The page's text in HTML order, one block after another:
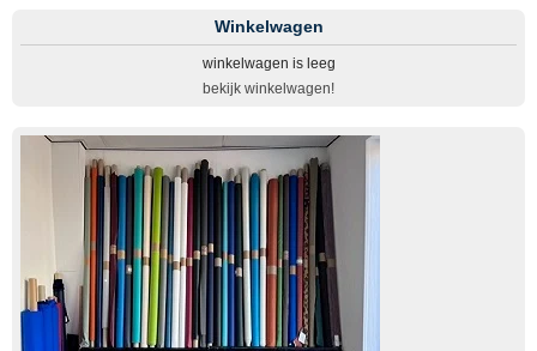
Winkelwagen
winkelwagen is leeg
bekijk winkelwagen!